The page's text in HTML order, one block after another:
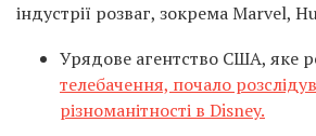
індустрії розваг, зокрема Marvel,
Урядове агентство США, яке
телебачення, почало
різноманітності в Disney.